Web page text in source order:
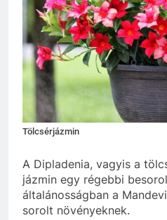
Tölcsérjázmin
A Dipladenia, vagyis a
jázmin egy régebbi
általánosságban a
sorolt növényeknek.